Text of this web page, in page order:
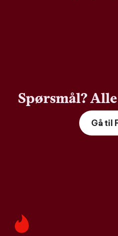
Spørsmål?
Gå til